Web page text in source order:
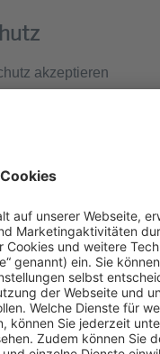
akzeptieren
stimme zu, dass die
Daten zur